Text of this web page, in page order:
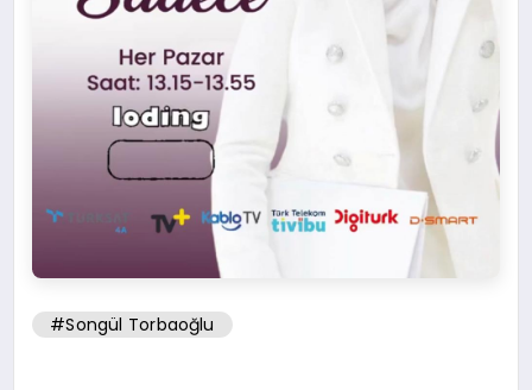
#Songül Torbaoğlu